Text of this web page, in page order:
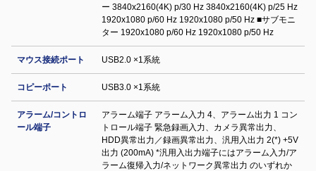
ー 3840x2160(4K) p/30 Hz 3840x2160(4K) p/25 Hz
1920x1080 p/60 Hz 1920x1080 p/50 Hz ■サブモニ
ター 1920x1080 p/60 Hz 1920x1080 p/50 Hz
マウス接続ポート USB2.0 ×1系統
コピーポート USB3.0 ×1系統
アラーム/コントロ
ール端子
アラーム端子 アラーム入力 4、アラーム出力 1 コン
トロール端子 緊急録画入力、カメラ異常出力、
HDD異常出力／録画異常出力、汎用入出力 2(*) +5V
出力 (200mA) *汎用入出力端子にはアラーム入力/ア
ラーム復帰入力/ネットワーク異常出力 のいずれか